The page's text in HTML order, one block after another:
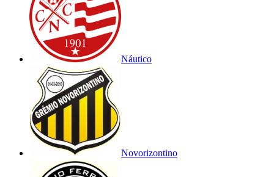
Náutico
Novorizontino